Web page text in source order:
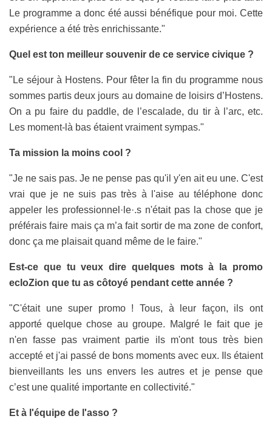
Le programme a donc été aussi bénéfique pour moi. Cette
expérience a été très enrichissante."
Quel est ton meilleur souvenir de ce service civique ?
"Le séjour à Hostens. Pour fêter la fin du programme nous
sommes partis deux jours au domaine de loisirs d’Hostens.
On a pu faire du paddle, de l’escalade, du tir à l’arc, etc.
Les moment-là bas étaient vraiment sympas."
Ta mission la moins cool ?
"Je ne sais pas. Je ne pense pas qu'il y'en ait eu une. C'est
vrai que je ne suis pas très à l'aise au téléphone donc
appeler les professionnel·le·.s n'était pas la chose que je
préférais faire mais ça m’a fait sortir de ma zone de confort,
donc ça me plaisait quand même de le faire."
Est-ce que tu veux dire quelques mots à la promo
ecloZion que tu as côtoyé pendant cette année ?
"C'était une super promo ! Tous, à leur façon, ils ont
apporté quelque chose au groupe. Malgré le fait que je
n'en fasse pas vraiment partie ils m'ont tous très bien
accepté et j'ai passé de bons moments avec eux. Ils étaient
bienveillants les uns envers les autres et je pense que
c’est une qualité importante en collectivité."
Et à l'équipe de l'asso ?